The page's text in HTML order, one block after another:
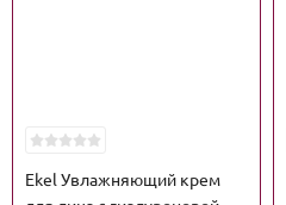
Ekel Увлажняющий крем